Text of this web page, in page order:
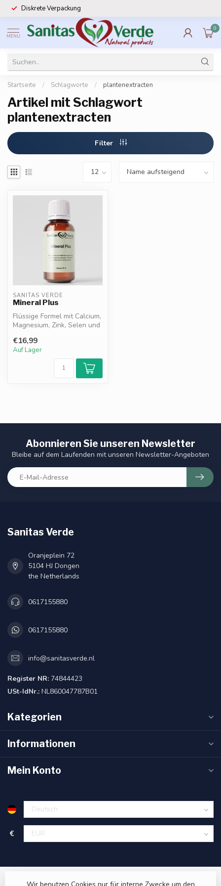
Diskrete Verpackung
MENU
0
Startseite / Schlagworte / plantenextracten
Artikel mit Schlagwort
plantenextracten
Filter
SANITAS VERDE
Mineral Plus
Flüssige Formel mit Calcium,
Magnesium, Zink, Selen und
€16,99
Auf Lager
Abonnieren Sie unseren Newsletter
Bleibe auf dem Laufenden mit unseren Newsletter-Angeboten
Sanitas Verde
Oranjeplein 72
5104 HJ Dongen
the Netherlands
0617155880
0617155880
info@sanitasverde.nl
Register NR: 74844423
USt-IdNr.: NL860047787B01
Kategorien
Informationen
Mein Konto
€